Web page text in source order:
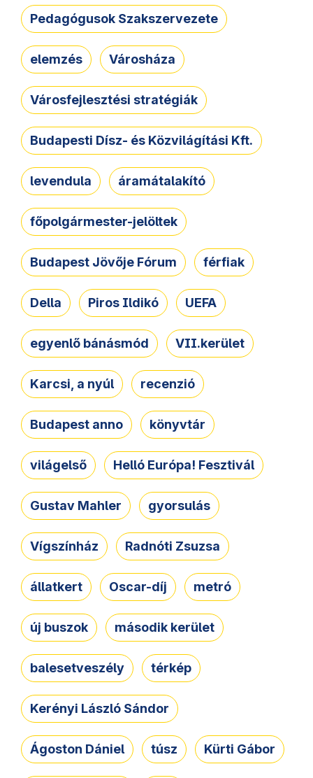
Pedagógusok Szakszervezete
elemzés Városháza
Városfejlesztési stratégiák
Budapesti Dísz- és Közvilágítási Kft.
levendula áramátalakító
főpolgármester-jelöltek
Budapest Jövője Fórum férfiak
Della Piros Ildikó UEFA
egyenlő bánásmód VII.kerület
Karcsi, a nyúl recenzió
Budapest anno könyvtár
világelső Helló Európa! Fesztivál
Gustav Mahler gyorsulás
Vígszínház Radnóti Zsuzsa
állatkert Oscar-díj metró
új buszok második kerület
balesetveszély térkép
Kerényi László Sándor
Ágoston Dániel túsz Kürti Gábor